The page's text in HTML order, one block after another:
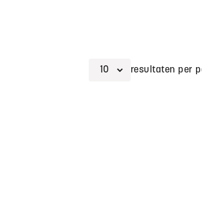
resultaten per